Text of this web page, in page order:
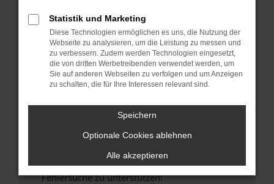
Betriebssystem auf dem neuesten Stand
sind.
Veraltete Software birgt nicht nur ein
Sicherheitsrisiko, sondern kann auch dazu
führen, dass bestimmte Funktionen nicht mehr
unterstützt werden.
Wende dich an den Webseitenbetreiber.
Wenn du alle oben genannten Schritte versucht
hast, kontaktiere uns bitte. Wir werden
versuchen, das Problem zu beheben. Du kannst
uns diesen Text schicken, um uns bei der
Fehlersuche zu unterstützen:
Statistik und Marketing
Diese Technologien ermöglichen es uns, die Nutzung der
Webseite zu analysieren, um die Leistung zu messen und
zu verbessern. Zudem werden Technologien eingesetzt,
die von dritten Werbetreibenden verwendet werden, um
Sie auf anderen Webseiten zu verfolgen und um Anzeigen
zu schalten, die für Ihre Interessen relevant sind.
Speichern
Optionale Cookies ablehnen
Alle akzeptieren